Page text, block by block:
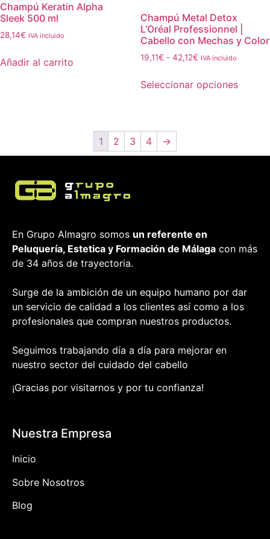
Champú Keratin Alpha
Sleek 500 ml
28,14€ IVA incluido
Añadir al carrito
Champú Metal Detox
L’Oréal Professionnel |
Cabello con Mechas y Color
19,11€ - 42,12€ IVA incluido
Seleccionar opciones
1 2 3 4 →
En Grupo Almagro somos un referente en
Peluquería, Estetica y Formación de Málaga con más
de 34 años de trayectoria.
Surge de la ambición de un equipo humano por dar
un servicio de calidad a los clientes así como a los
profesionales que compran nuestros productos.
Seguimos trabajando día a día para mejorar en
nuestro sector del cuidado del cabello
¡Gracias por visitarnos y por tu confianza!
Nuestra Empresa
Inicio
Sobre Nosotros
Blog